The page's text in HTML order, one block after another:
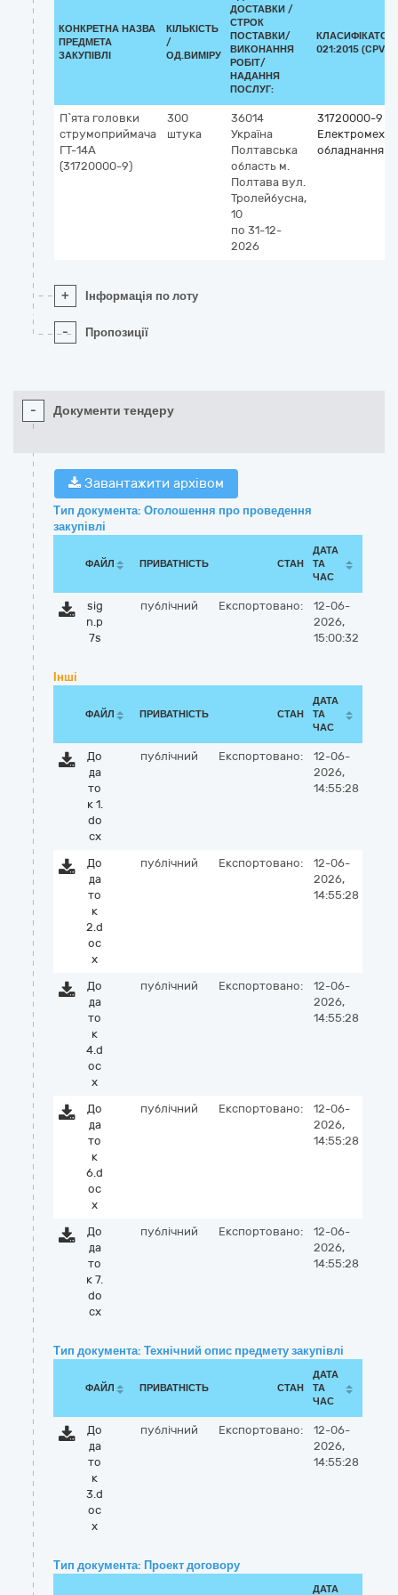
КОНКРЕТНА НАЗВА
ПРЕДМЕТА
ЗАКУПІВЛІ
КІЛЬКІСТЬ
/
ОД.ВИМІРУ
ДОСТАВКИ /
СТРОК
ПОСТАВКИ/
ВИКОНАННЯ
РОБІТ/
НАДАННЯ
ПОСЛУГ:
КЛАСИФІКАТОР
021:2015 (CPV)
П`ята головки
струмоприймача
ГТ-14А
(31720000-9)
300
штука
36014
Україна
Полтавська
область м.
Полтава вул.
Тролейбусна,
10
по 31-12-
2026
31720000-9
обладнання
+ Інформація по лоту
- Пропозиції
- Документи тендеру
Завантажити архівом
Тип документа: Оголошення про проведення
закупівлі
ФАЙЛ ПРИВАТНІСТЬ СТАН
ДАТА
ТА
ЧАС
sig
n.p
7s
публічний Експортовано:
12-06-
2026,
15:00:32
Інші
ФАЙЛ ПРИВАТНІСТЬ СТАН
ДАТА
ТА
ЧАС
До
да
то
к 1.
do
cx
публічний Експортовано:
12-06-
2026,
14:55:28
До
да
то
к
2.d
oc
x
публічний Експортовано:
12-06-
2026,
14:55:28
До
да
то
к
4.d
oc
x
публічний Експортовано:
12-06-
2026,
14:55:28
До
да
то
к
6.d
oc
x
публічний Експортовано:
12-06-
2026,
14:55:28
До
да
то
к 7.
do
cx
публічний Експортовано:
12-06-
2026,
14:55:28
Тип документа: Технічний опис предмету закупівлі
ФАЙЛ ПРИВАТНІСТЬ СТАН
ДАТА
ТА
ЧАС
До
да
то
к
3.d
oc
x
публічний Експортовано:
12-06-
2026,
14:55:28
Тип документа: Проект договору
ДАТА